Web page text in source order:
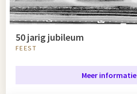
50 jarig jubileum
FEEST
Meer informatie